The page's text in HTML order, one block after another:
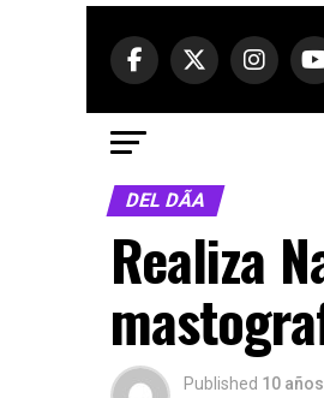
DEL DÃ­A
Realiza
Published 10